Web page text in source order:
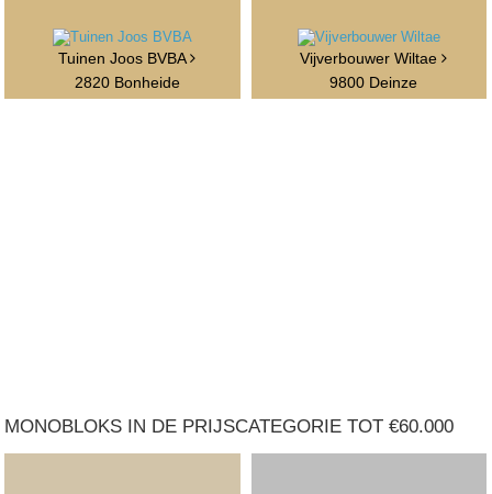
Tuinen Joos BVBA
2820 Bonheide
Vijverbouwer Wiltae
9800 Deinze
MONOBLOKS IN DE PRIJSCATEGORIE TOT €60.000